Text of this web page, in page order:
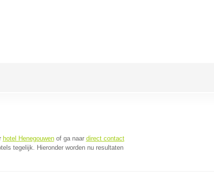
hotel Henegouwenof ga naar direct contact
tegelijk. Hieronder worden nu resultaten